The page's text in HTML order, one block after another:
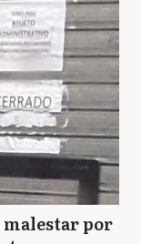
por